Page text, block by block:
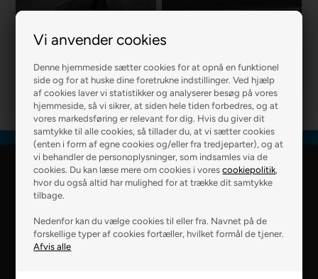
Vi anvender cookies
Denne hjemmeside sætter cookies for at opnå en funktionel
side og for at huske dine foretrukne indstillinger. Ved hjælp
af cookies laver vi statistikker og analyserer besøg på vores
hjemmeside, så vi sikrer, at siden hele tiden forbedres, og at
vores markedsføring er relevant for dig. Hvis du giver dit
samtykke til alle cookies, så tillader du, at vi sætter cookies
(enten i form af egne cookies og/eller fra tredjeparter), og at
vi behandler de personoplysninger, som indsamles via de
cookies. Du kan læse mere om cookies i vorescookiepolitik,
hvor du også altid har mulighed for at trække dit samtykke
tilbage.
Nedenfor kan du vælge cookies til eller fra. Navnet på de
forskellige typer af cookies fortæller, hvilket formål de tjener.
R2 MURER
R2 Farver Webshop
8800 Viborg
28 99 50 14